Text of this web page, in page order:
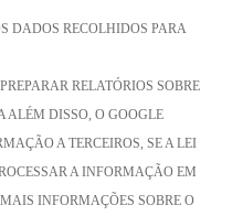
DADOS RECOLHIDOS PARA
RELATÓRIOS SOBRE
ALÉM DISSO, O GOOGLE
A TERCEIROS, SE A LEI
A INFORMAÇÃO EM
INFORMAÇÕES SOBRE O